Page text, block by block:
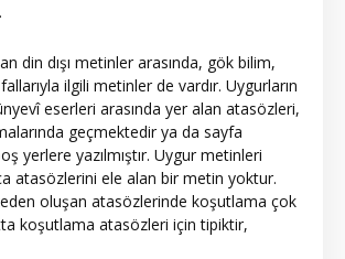
din dışı metinler arasında, gök bilim,
ilgili metinler de vardır. Uygurların
eserleri arasında yer alan atasözleri,
geçmektedir ya da sayfa
yerlere yazılmıştır. Uygur metinleri
atasözlerini ele alan bir metin yoktur.
oluşan atasözlerinde koşutlama çok
koşutlama atasözleri için tipiktir,